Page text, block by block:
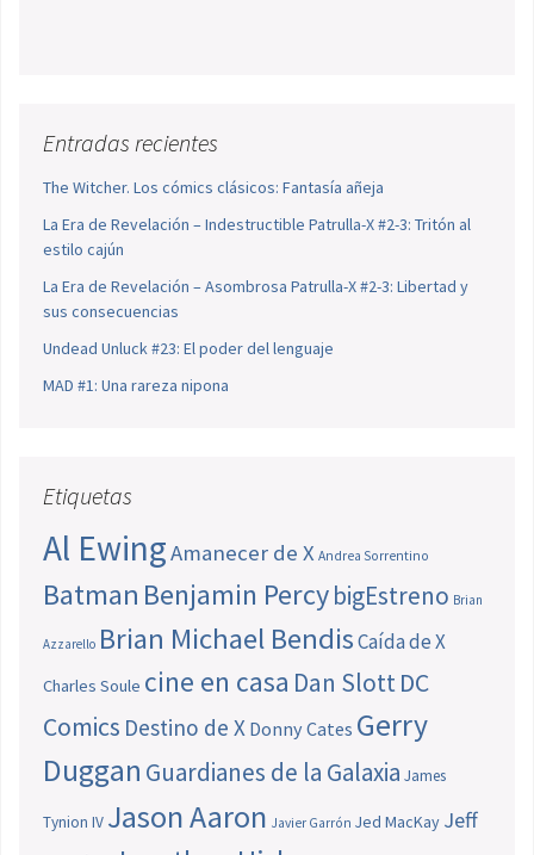
Entradas recientes
The Witcher. Los cómics clásicos: Fantasía añeja
La Era de Revelación – Indestructible Patrulla-X #2-3: Tritón al
estilo cajún
La Era de Revelación – Asombrosa Patrulla-X #2-3: Libertad y
sus consecuencias
Undead Unluck #23: El poder del lenguaje
MAD #1: Una rareza nipona
Etiquetas
Al EwingAmanecer de X Andrea Sorrentino
Batman Benjamin PercybigEstreno Brian
Azzarello Brian Michael BendisCaída de X
Charles Soule cine en casa Dan SlottDC
Comics Destino de X Donny Cates Gerry
Duggan Guardianes de la Galaxia James
Tynion IV Jason Aaron Javier Garrón Jed MacKay Jeff